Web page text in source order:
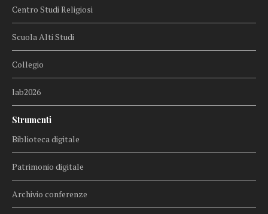
Centro Studi Religiosi
Scuola Alti Studi
Collegio
lab2026
Strumenti
Biblioteca digitale
Patrimonio digitale
Archivio conferenze